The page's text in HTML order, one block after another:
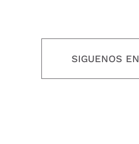
SIGUENOS EN